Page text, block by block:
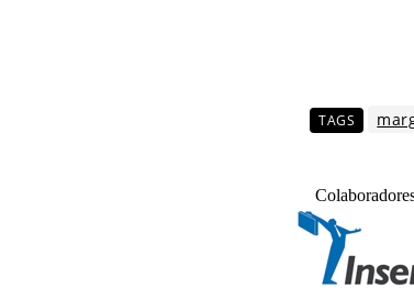
TAGS